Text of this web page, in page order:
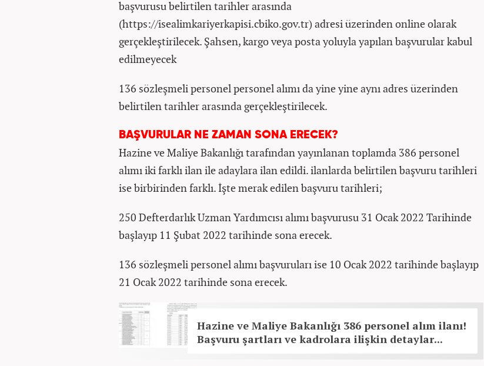
başvurusu belirtilen tarihler arasında
(https://isealimkariyerkapisi.cbiko.gov.tr) adresi üzerinden online olarak
gerçekleştirilecek. Şahsen, kargo veya posta yoluyla yapılan başvurular kabul
edilmeyecek
136 sözleşmeli personel personel alımı da yine yine aynı adres üzerinden
belirtilen tarihler arasında gerçekleştirilecek.
BAŞVURULAR NE ZAMAN SONA ERECEK?
Hazine ve Maliye Bakanlığı tarafından yayınlanan toplamda 386 personel
alımı iki farklı ilan ile adaylara ilan edildi. ilanlarda belirtilen başvuru tarihleri
ise birbirinden farklı. İşte merak edilen başvuru tarihleri;
250 Defterdarlık Uzman Yardımcısı alımı başvurusu 31 Ocak 2022 Tarihinde
başlayıp 11 Şubat 2022 tarihinde sona erecek.
136 sözleşmeli personel alımı başvuruları ise 10 Ocak 2022 tarihinde başlayıp
21 Ocak 2022 tarihinde sona erecek.
Hazine ve Maliye Bakanlığı 386 personel alım ilanı!
Başvuru şartları ve kadrolara ilişkin detaylar...